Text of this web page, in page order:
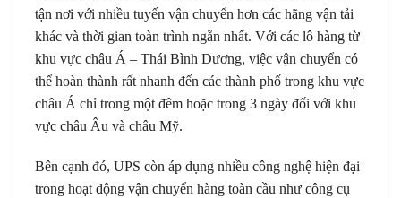
tận nơi với nhiều tuyến vận chuyển hơn các hãng vận tải
khác và thời gian toàn trình ngắn nhất. Với các lô hàng từ
khu vực châu Á – Thái Bình Dương, việc vận chuyển có
thể hoàn thành rất nhanh đến các thành phố trong khu vực
châu Á chỉ trong một đêm hoặc trong 3 ngày đối với khu
vực châu Âu và châu Mỹ.
Bên cạnh đó, UPS còn áp dụng nhiều công nghệ hiện đại
trong hoạt động vận chuyển hàng toàn cầu như công cụ